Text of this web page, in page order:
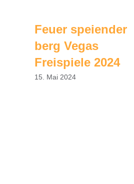
Feuer speiender
berg Vegas
Freispiele 2024
15. Mai 2024